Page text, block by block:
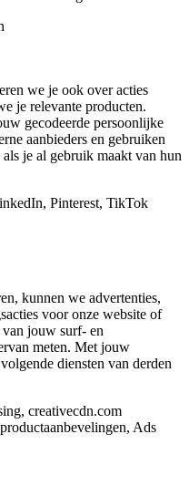
we je ook over acties
je relevante producten.
gecodeerde persoonlijke
aanbieders en gebruiken
je al gebruik maakt van hun
Pinterest, TikTok
kunnen we advertenties,
voor onze website of
van jouw surf- en
meten. Met jouw
diensten van derden
creativecdn.com
Ads